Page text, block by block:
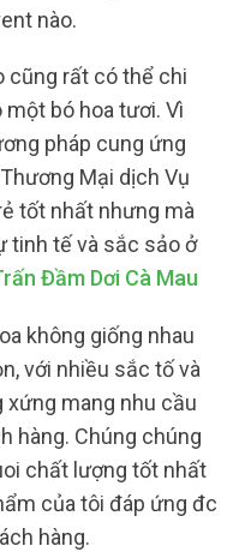
nào.
cũng rất có thể chi
bó hoa tươi. Vì
pháp cung ứng
Mại dịch Vụ
tốt nhất nhưng mà
tinh tế và sắc sảo ở
Đầm Dơi Cà Mau
không giống nhau
với nhiều sắc tố và
xứng mang nhu cầu
hàng. Chúng chúng
chất lượng tốt nhất
của tôi đáp ứng đc
hàng.